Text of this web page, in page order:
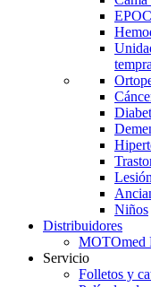
EPOC
Niños
Distribuidores
MOTOmed
Servicio
Folletos y